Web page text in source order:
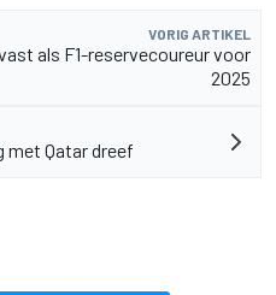
VORIG ARTIKEL
als F1-reservecoureur voor
2025
met Qatar dreef